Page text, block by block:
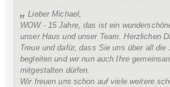
Lieber Michael,
WOW - 15 Jahre, das ist ein
unser Haus und unser Team. Herzlichen
Treue und dafür, dass Sie uns über all die
begleiten und wir nun auch Ihre
mitgestalten dürfen.
Wir freuen uns schon auf viele weitere